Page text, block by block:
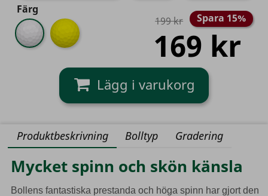
Färg
Vit Gul 199 kr Spara 15%
169 kr
Produktbeskrivning Bolltyp Gradering
Mycket spinn och skön känsla
Bollens fantastiska prestanda och höga spinn har gjort den